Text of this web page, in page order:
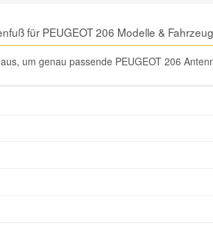
für PEUGEOT 206 Modelle &
um genau passende PEUGEOT 206